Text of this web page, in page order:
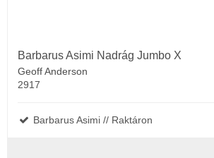
Barbarus Asimi Nadrág Jumbo X
Geoff Anderson
2917
Barbarus Asimi // Raktáron